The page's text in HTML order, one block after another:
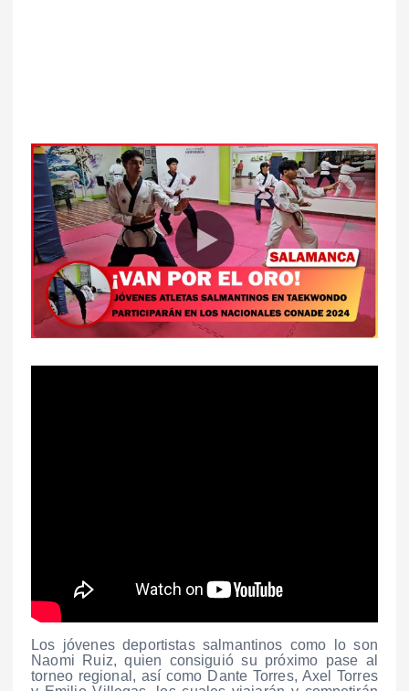
Los jóvenes deportistas salmantinos como lo son
Naomi Ruiz, quien consiguió su próximo pase al
torneo regional, así como Dante Torres, Axel Torres